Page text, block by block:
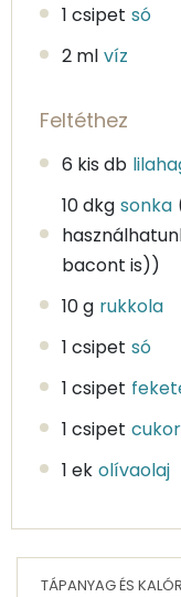
1 csipet só
2 ml víz
Feltéthez
6 kis db
10 dkg sonka
bacont is))
10 g rukkola
1 csipet só
1 csipet
1 csipet cukor
1 ek olívaolaj
TÁPANYAG ÉS